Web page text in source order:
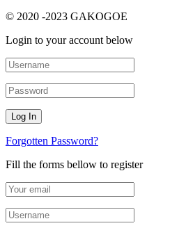
© 2020 -2023 GAKOGOE
Login to your account below
Forgotten Password?
Fill the forms bellow to register